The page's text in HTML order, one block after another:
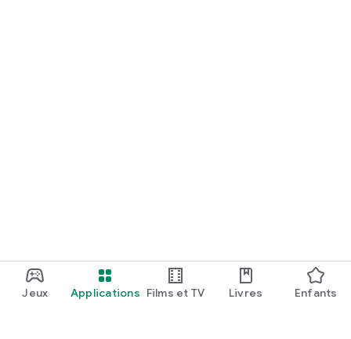
Jeux Applications Films et TV Livres Enfants